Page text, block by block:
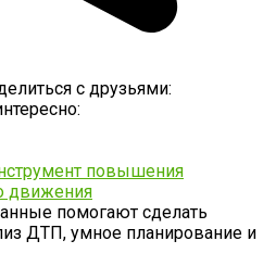
с друзьями:
повышения
движения
помогают сделать
ДТП, умное планирование и